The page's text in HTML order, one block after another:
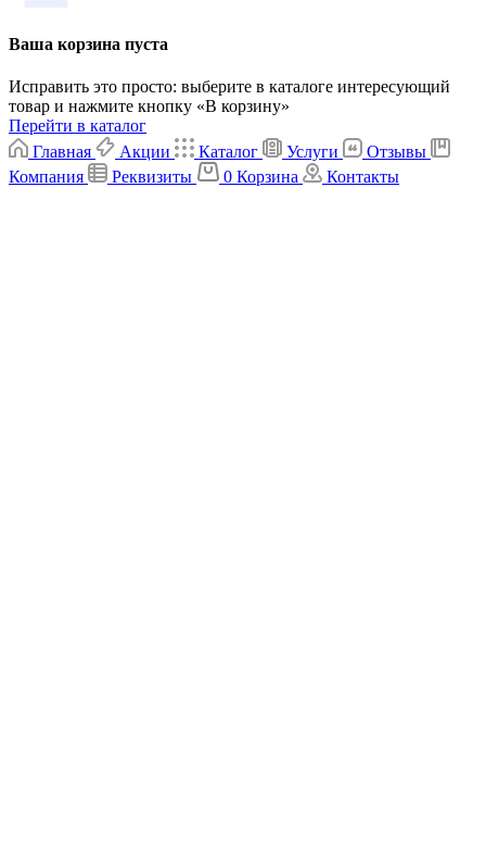
Ваша корзина пуста
Исправить это просто: выберите в каталоге интересующий
товар и нажмите кнопку «В корзину»
Перейти в каталог
Главная
Акции Каталог Услуги
Отзывы
Компания
Реквизиты 0 Корзина Контакты